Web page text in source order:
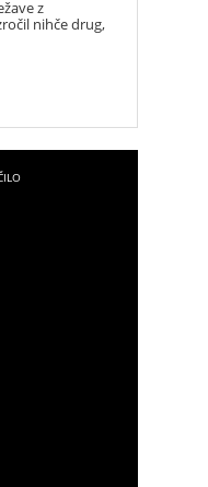
z
nihče drug,